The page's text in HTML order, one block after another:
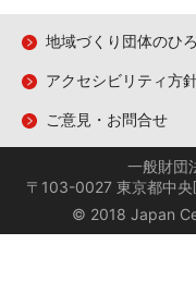
地域づくり団体のひ
アクセシビリティ方
ご意見・お問合せ
一般財団
〒103-0027 東京都中
© 2018 Japan